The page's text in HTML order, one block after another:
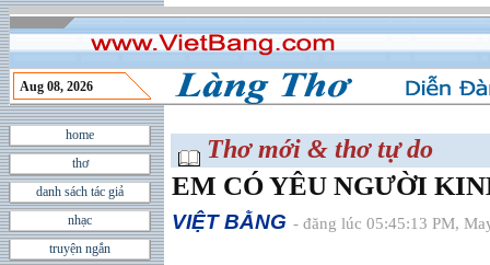
Aug 08, 2026
home
thơ
danh sách tác giả
nhạc
truyện ngắn
Thơ mới & thơ tự do
EM CÓ YÊU NGƯỜI
VIỆT BẰNG - đăng lúc 05:45:13 PM,